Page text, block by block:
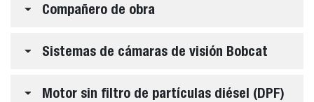
Compañero de obra
Sistemas de cámaras de visión Bobcat
Motor sin filtro de partículas diésel (DPF)